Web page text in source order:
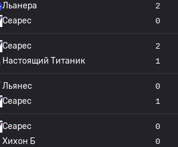
Льанера
Сеарес
2
0
Сеарес
Настоящий Титаник
2
1
Льянес
Сеарес
0
1
Сеарес
Хихон Б
0
0